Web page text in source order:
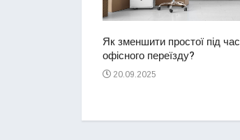
Як зменшити простої під час
офісного переїзду?
20.09.2025